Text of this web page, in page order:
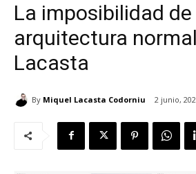
La imposibilidad
arquitectura
Lacasta
By Miquel Lacasta Codorniu 2 junio,